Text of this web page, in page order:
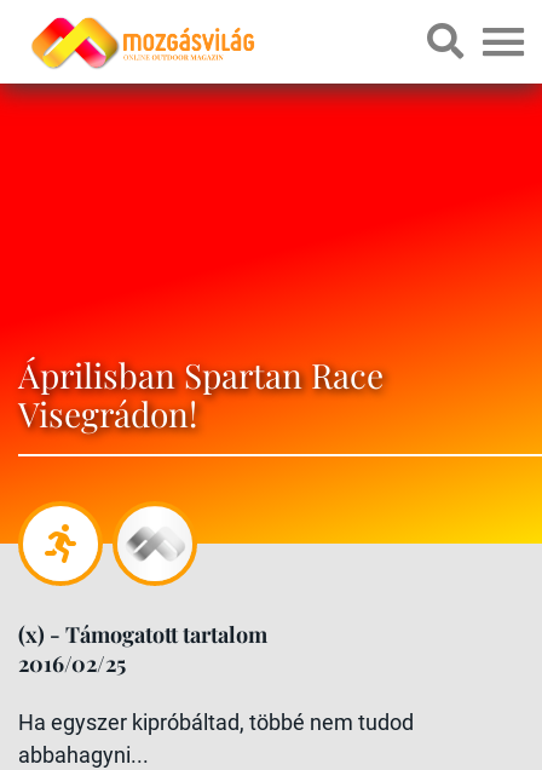
Áprilisban Spartan Race
Visegrádon!
(x) - Támogatott tartalom
2016/02/25
Ha egyszer kipróbáltad, többé nem tudod
abbahagyni...